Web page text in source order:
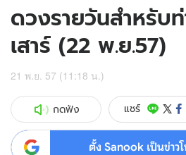
ดวงรายวันสำหรับ
เสาร์ (22 พ.ย.57)
21 พ.ย. 57 (11:18 น.)
กดฟัง แชร์
ตั้ง Sanook เป็นข่า